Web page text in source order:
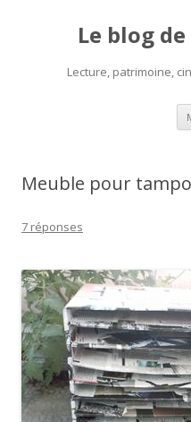
Le blog
Lecture, patrimoine,
Meuble pour
7 réponses